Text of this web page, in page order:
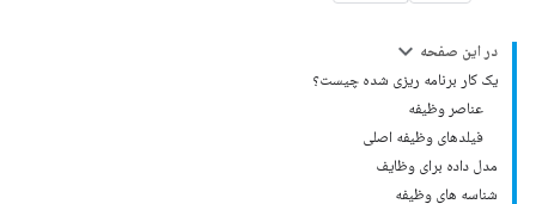
در این صفحه
یک کار برنامه ریزی شده چیست؟
عناصر وظیفه
فیلدهای وظیفه اصلی
مدل داده برای وظایف
شناسه های وظیفه